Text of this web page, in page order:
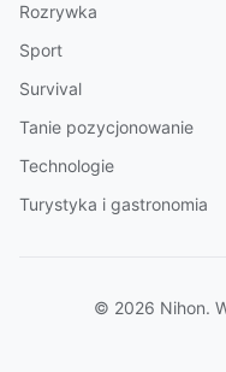
Rozrywka
Sport
Survival
Tanie pozycjonowanie
Technologie
Turystyka i gastronomia
© 2026 Nihon.